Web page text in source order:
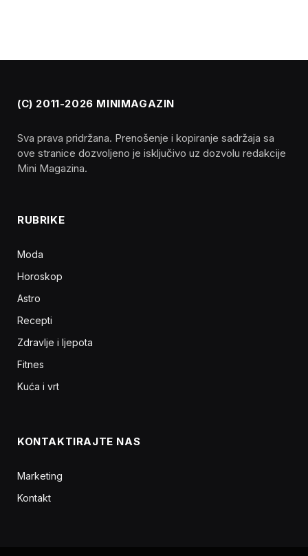
(C) 2011-2026 MINIMAGAZIN
Sva prava pridržana. Prenošenje i kopiranje sadržaja sa
ove stranice dozvoljeno je isključivo uz dozvolu redakcije
Mini Magazina.
RUBRIKE
Moda
Horoskop
Astro
Recepti
Zdravlje i ljepota
Fitnes
Kuća i vrt
KONTAKTIRAJTE NAS
Marketing
Kontakt